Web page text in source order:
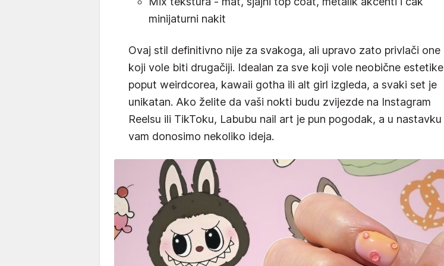
minijaturni nakit
Ovaj stil definitivno nije za svakoga, ali upravo zato privlači one
koji vole biti drugačiji. Idealan za sve koji vole neobične estetike
poput weirdcorea, kawaii gotha ili alt girl izgleda, a svaki set je
unikatan. Ako želite da vaši nokti budu zvijezde na Instagram
Reelsu ili TikToku, Labubu nail art je pun pogodak, a u nastavku
vam donosimo nekoliko ideja.